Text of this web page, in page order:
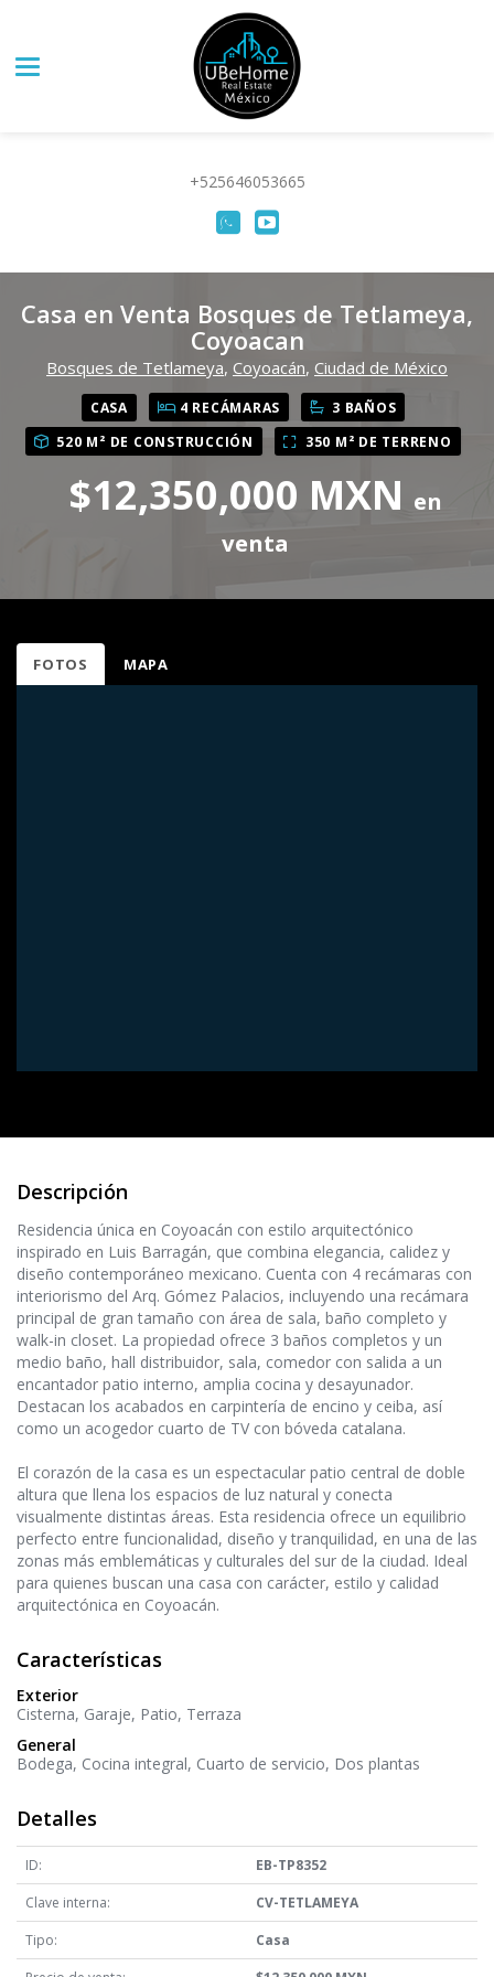
Toggle navigation
+525646053665
Casa en Venta Bosques de Tetlameya,
Coyoacan
Bosques de Tetlameya, Coyoacán, Ciudad de México
CASA 4 RECÁMARAS
3 BAÑOS
520 M² DE CONSTRUCCIÓN
350 M² DE TERRENO
$12,350,000 MXN en
venta
FOTOS MAPA
Descripción
Residencia única en Coyoacán con estilo arquitectónico
inspirado en Luis Barragán, que combina elegancia, calidez y
diseño contemporáneo mexicano. Cuenta con 4 recámaras con
interiorismo del Arq. Gómez Palacios, incluyendo una recámara
principal de gran tamaño con área de sala, baño completo y
walk-in closet. La propiedad ofrece 3 baños completos y un
medio baño, hall distribuidor, sala, comedor con salida a un
encantador patio interno, amplia cocina y desayunador.
Destacan los acabados en carpintería de encino y ceiba, así
como un acogedor cuarto de TV con bóveda catalana.
El corazón de la casa es un espectacular patio central de doble
altura que llena los espacios de luz natural y conecta
visualmente distintas áreas. Esta residencia ofrece un equilibrio
perfecto entre funcionalidad, diseño y tranquilidad, en una de las
zonas más emblemáticas y culturales del sur de la ciudad. Ideal
para quienes buscan una casa con carácter, estilo y calidad
arquitectónica en Coyoacán.
Características
Exterior
Cisterna Garaje Patio Terraza
General
Bodega Cocina integral Cuarto de servicio Dos plantas
Detalles
ID:
EB-TP8352
Clave interna:
CV-TETLAMEYA
Tipo:
Casa